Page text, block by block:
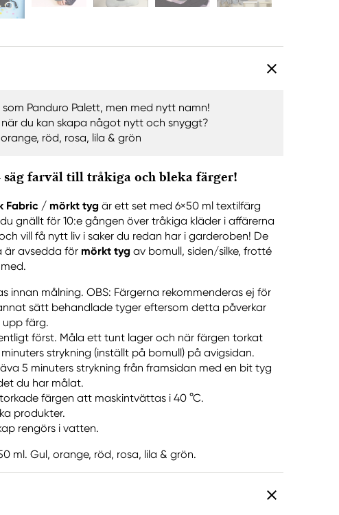
Panduro Palett, men med nytt namn!
du kan skapa något nytt och snyggt?
röd, rosa, lila & grön
farväl till tråkiga och bleka färger!
Fabric / mörkt tyg är ett set med 6×50 ml textilfärg
gnällt för 10:e gången över tråkiga kläder i affärerna
vill få nytt liv i saker du redan har i garderoben! De
är avsedda för mörkt tyg av bomull, siden/silke, frotté
innan målning. OBS: Färgerna rekommenderas ej för
sätt behandlade tyger eftersom detta påverkar
färg.
först. Måla ett tunt lager och när färgen torkat
strykning (inställt på bomull) på avigsidan.
5 minuters strykning från framsidan med en bit tyg
du har målat.
färgen att maskintvättas i 40 °C.
produkter.
rengörs i vatten.
ml. Gul, orange, röd, rosa, lila & grön.